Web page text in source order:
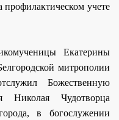
учете
Екатерины
митрополии
Божественную
Николая Чудотворца
в богослужении